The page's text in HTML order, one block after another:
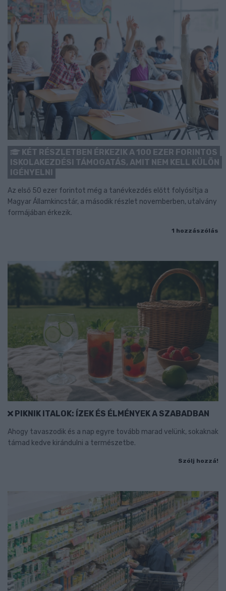
KÉT RÉSZLETBEN ÉRKEZIK A 100 EZER FORINTOS
ISKOLAKEZDÉSI TÁMOGATÁS, AMIT NEM KELL KÜLÖN
IGÉNYELNI
Az első 50 ezer forintot még a tanévkezdés előtt folyósítja a
Magyar Államkincstár, a második részlet novemberben, utalvány
formájában érkezik.
1 hozzászólás
PIKNIK ITALOK: ÍZEK ÉS ÉLMÉNYEK A SZABADBAN
Ahogy tavaszodik és a nap egyre tovább marad velünk, sokaknak
támad kedve kirándulni a természetbe.
Szólj hozzá!